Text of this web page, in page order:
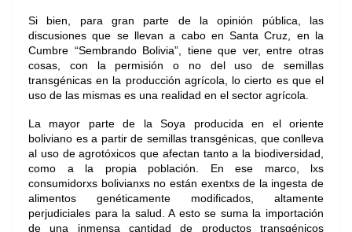
Si bien, para gran parte de la opinión pública, las
discusiones que se llevan a cabo en Santa Cruz, en la
Cumbre “Sembrando Bolivia”, tiene que ver, entre otras
cosas, con la permisión o no del uso de semillas
transgénicas en la producción agrícola, lo cierto es que el
uso de las mismas es una realidad en el sector agrícola.
La mayor parte de la Soya producida en el oriente
boliviano es a partir de semillas transgénicas, que conlleva
al uso de agrotóxicos que afectan tanto a la biodiversidad,
como a la propia población. En ese marco, lxs
consumidorxs bolivianxs no están exentxs de la ingesta de
alimentos genéticamente modificados, altamente
perjudiciales para la salud. A esto se suma la importación
de una inmensa cantidad de productos transgénicos